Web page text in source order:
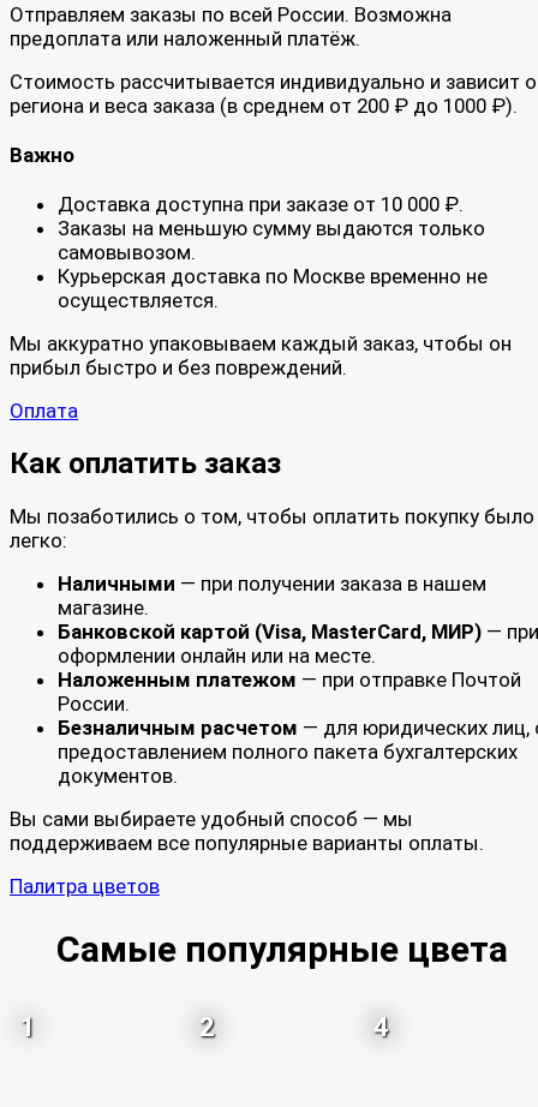
Отправляем заказы по всей России. Возможна
предоплата или наложенный платёж.
Стоимость рассчитывается индивидуально и зависит
региона и веса заказа (в среднем от 200 ₽ до 1000 ₽).
Важно
Доставка доступна при заказе от 10 000 ₽.
Заказы на меньшую сумму выдаются только
самовывозом.
Курьерская доставка по Москве временно не
осуществляется.
Мы аккуратно упаковываем каждый заказ, чтобы он
прибыл быстро и без повреждений.
Оплата
Как оплатить заказ
Мы позаботились о том, чтобы оплатить покупку было
легко:
Наличными — при получении заказа в нашем
магазине.
Банковской картой (Visa, MasterCard, МИР) — при
оформлении онлайн или на месте.
Наложенным платежом — при отправке Почтой
России.
Безналичным расчетом — для юридических лиц,
предоставлением полного пакета бухгалтерских
документов.
Вы сами выбираете удобный способ — мы
поддерживаем все популярные варианты оплаты.
Палитра цветов
Самые популярные цвета
1 2 4